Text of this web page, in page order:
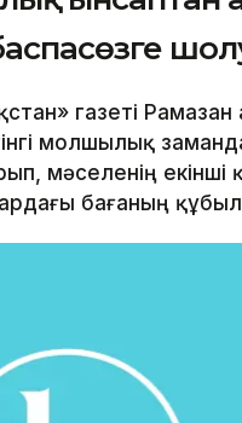
газеті
молшылық
мәселенің екінші
бағаның